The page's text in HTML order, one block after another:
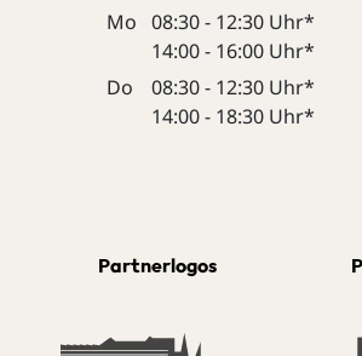
Mo 08:30 - 12:30 Uhr*
14:00 - 16:00 Uhr*
Do
08:30 - 12:30 Uhr*
14:00 - 18:30 Uhr*
Partnerlogos